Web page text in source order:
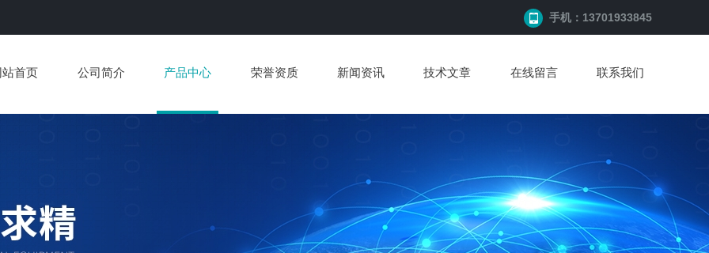
手机：13701933845
站首页 公司简介 产品中心 荣誉资质 新闻资讯 技术文章 在线留言 联系我们